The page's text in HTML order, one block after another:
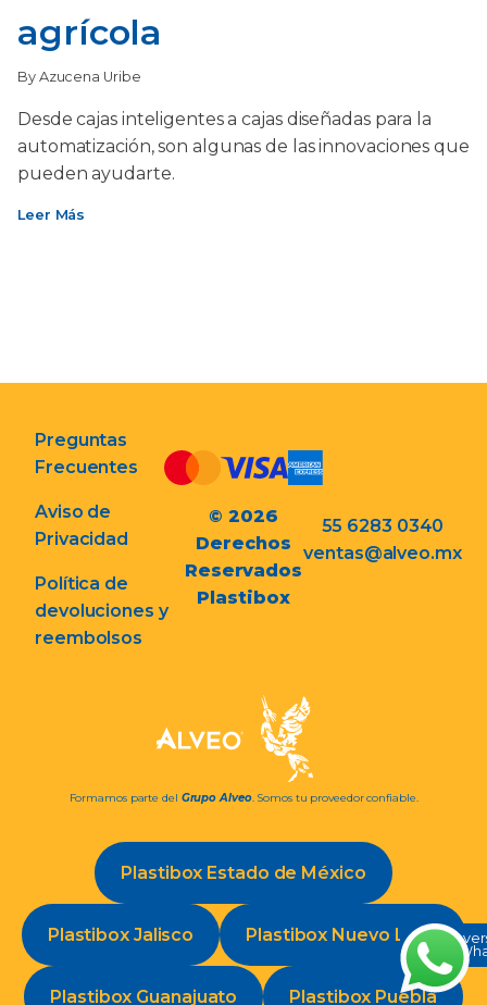
en
agrícola
By Azucena Uribe
Desde cajas inteligentes a cajas diseñadas para la
automatización, son algunas de las innovaciones que
pueden ayudarte.
Leer Más
Preguntas
Frecuentes
Aviso de
Privacidad
Política de
devoluciones y
reembolsos
© 2026
Derechos
Reservados
Plastibox
55 6283 0340
ventas@alveo.mx
Formamos parte del Grupo Alveo. Somos tu proveedor confiable.
Plastibox Estado de México
Plastibox Jalisco Plastibox Nuevo León
Plastibox Guanajuato Plastibox Puebla